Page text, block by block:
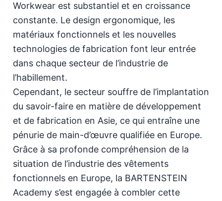
Workwear est substantiel et en croissance
constante. Le design ergonomique, les
matériaux fonctionnels et les nouvelles
technologies de fabrication font leur entrée
dans chaque secteur de l’industrie de
l’habillement.
Cependant, le secteur souffre de l’implantation
du savoir-faire en matière de développement
et de fabrication en Asie, ce qui entraîne une
pénurie de main-d’œuvre qualifiée en Europe.
Grâce à sa profonde compréhension de la
situation de l’industrie des vêtements
fonctionnels en Europe, la BARTENSTEIN
Academy s’est engagée à combler cette